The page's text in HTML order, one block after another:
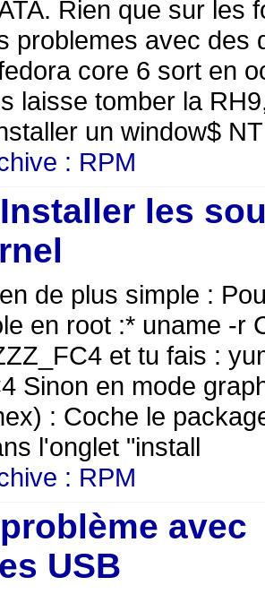
Rien que sur les
problemes avec des
core 6 sort en
laisse tomber la
un window$
: RPM
les
de plus simple :
en root :* uname -r
et tu fais :
Sinon en mode
: Coche le
l'onglet "install
: RPM
avec
USB